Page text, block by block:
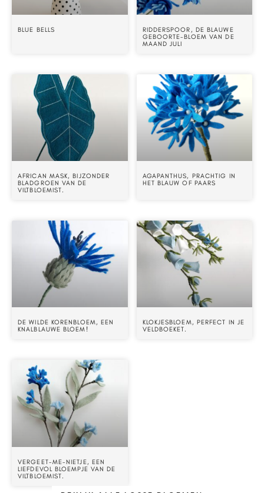
BLUE BELLS
RIDDERSPOOR, DE BLAUWE
GEBOORTE-BLOEM VAN DE
MAAND JULI
AFRICAN MASK, BIJZONDER
BLADGROEN VAN DE
VILTBLOEMIST.
AGAPANTHUS, PRACHTIG IN
HET BLAUW OF PAARS
DE WILDE KORENBLOEM, EEN
KNALBLAUWE BLOEM!
KLOKJESBLOEM, PERFECT IN JE
VELDBOEKET.
VERGEET-ME-NIETJE, EEN
LIEFDEVOL BLOEMPJE VAN DE
VILTBLOEMIST.